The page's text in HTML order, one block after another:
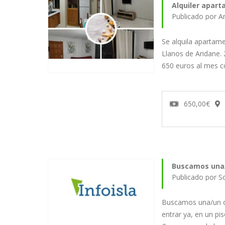
Alquiler
Se alquila
Llanos de
650 euros al mes
650,00€
Buscamos una/
Buscamos una/un
entrar ya, en un